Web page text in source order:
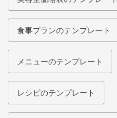
食事プランのテンプレート
メニューのテンプレート
レシピのテンプレート